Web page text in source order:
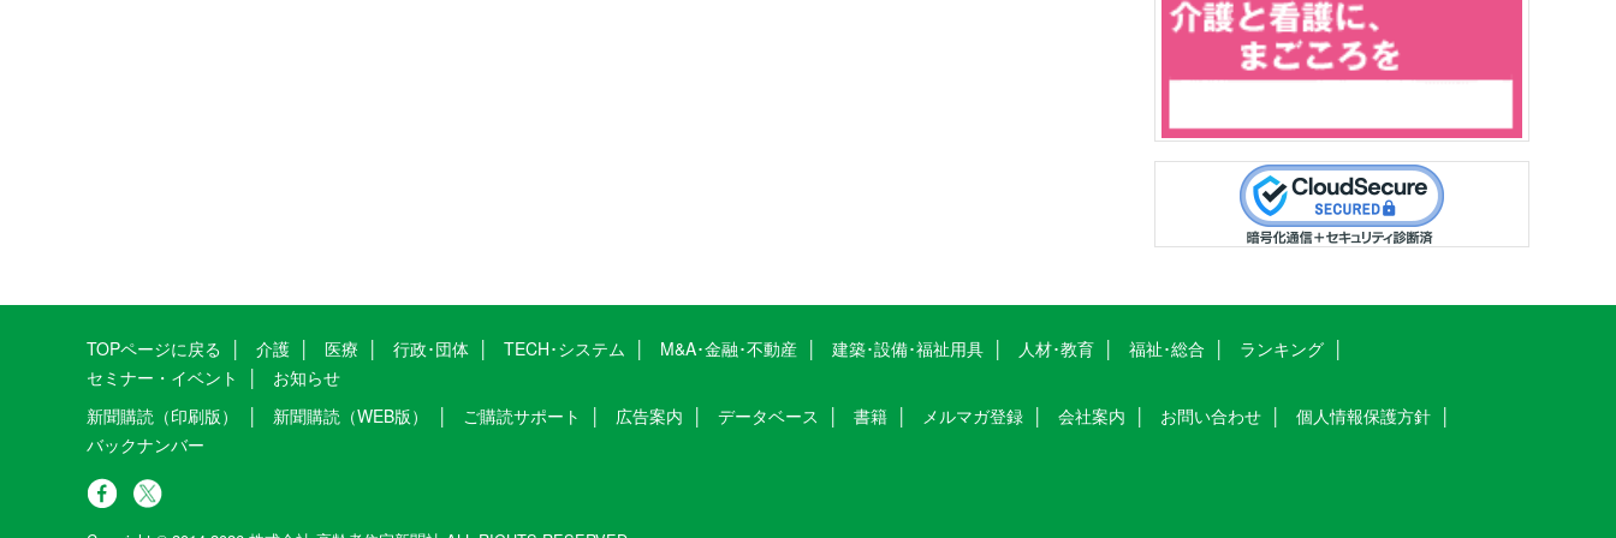
TOPページに戻る 介護 医療 行政･団体 TECH･システム M&A･金融･不動産 建築･設備･福祉用具 人材･教育 福祉･総合
ランキング
セミナー・イベント
お知らせ
新聞購読（印刷版）
新聞購読（WEB版） ご購読サポート 広告案内 データベース 書籍 メルマガ登録 会社案内 お問い合わせ
個人情報保護方針
バックナンバー